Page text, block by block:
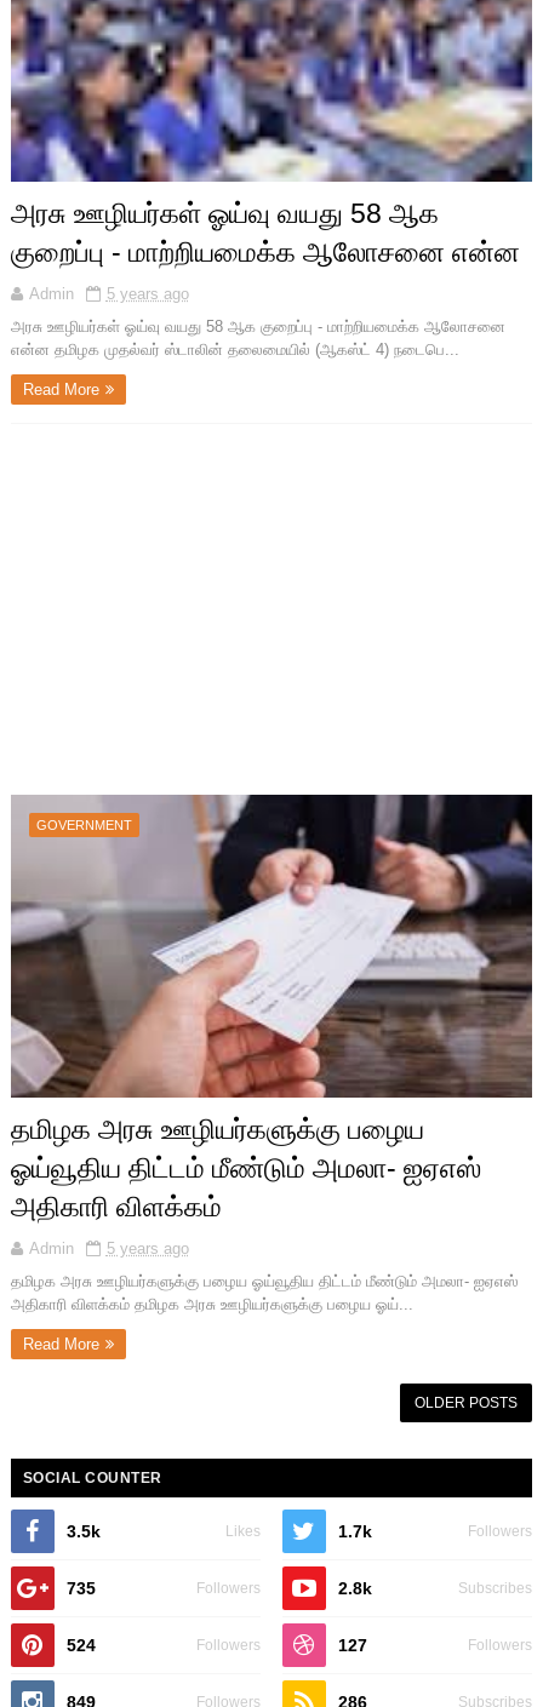
அரசு ஊழியர்கள் ஓய்வு வயது 58 ஆக
குறைப்பு - மாற்றியமைக்க ஆலோசனை என்ன
Admin
5 years ago
அரசு ஊழியர்கள் ஓய்வு வயது 58 ஆக குறைப்பு - மாற்றியமைக்க ஆலோசனை
என்ன தமிழக முதல்வர் ஸ்டாலின் தலைமையில் (ஆகஸ்ட் 4) நடைபெ...
Read More
GOVERNMENT
தமிழக அரசு ஊழியர்களுக்கு பழைய
ஓய்வூதிய திட்டம் மீண்டும் அமலா- ஐஏஎஸ்
அதிகாரி விளக்கம்
Admin
5 years ago
தமிழக அரசு ஊழியர்களுக்கு பழைய ஓய்வூதிய திட்டம் மீண்டும் அமலா- ஐஏஎஸ்
அதிகாரி விளக்கம் தமிழக அரசு ஊழியர்களுக்கு பழைய ஓய்...
Read More
OLDER POSTS
SOCIAL COUNTER
3.5k Likes 1.7k Followers
735 Followers 2.8k Subscribes
524 Followers 127 Followers
849 Followers 286 Subscribes